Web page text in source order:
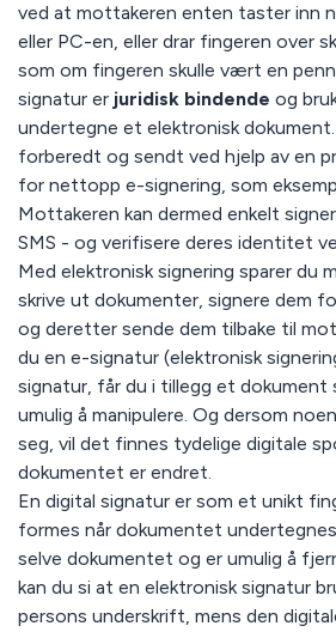
ved at mottakeren enten taster inn
eller PC-en, eller drar fingeren over
som om fingeren skulle vært en
signatur erjuridisk bindende og
undertegne et elektronisk
forberedt og sendt ved hjelp av en
for nettopp e-signering, som
Mottakeren kan dermed enkelt
SMS - og verifisere deres identitet
Med elektronisk signering sparer du
skrive ut dokumenter, signere dem
og deretter sende dem tilbake til
du en e-signatur (elektronisk
signatur, får du i tillegg et
umulig å manipulere. Og dersom
seg, vil det finnes tydelige digitale
dokumentet er endret.
En digital signatur er som et unikt
formes når dokumentet
selve dokumentet og er umulig å
kan du si at en elektronisk signatur
persons underskrift, mens den